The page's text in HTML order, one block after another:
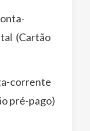
(Cartão
corrente
pré-pago)